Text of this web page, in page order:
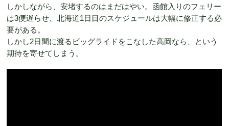
しかしながら、安堵するのはまだはやい。函館入りのフェリー
は3便遅らせ、北海道1日目のスケジュールは大幅に修正する必
要がある。
しかし2日間に渡るビッグライドをこなした高岡なら、という
期待を寄せてしまう。